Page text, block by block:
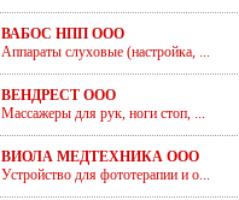
ВАБОС НПП ООО
Аппараты слуховые (настройка, ...
ВЕНДРЕСТ ООО
Массажеры для рук, ноги стоп, ...
ВИОЛА МЕДТЕХНИКА ООО
Устройство для фототерапии и о...